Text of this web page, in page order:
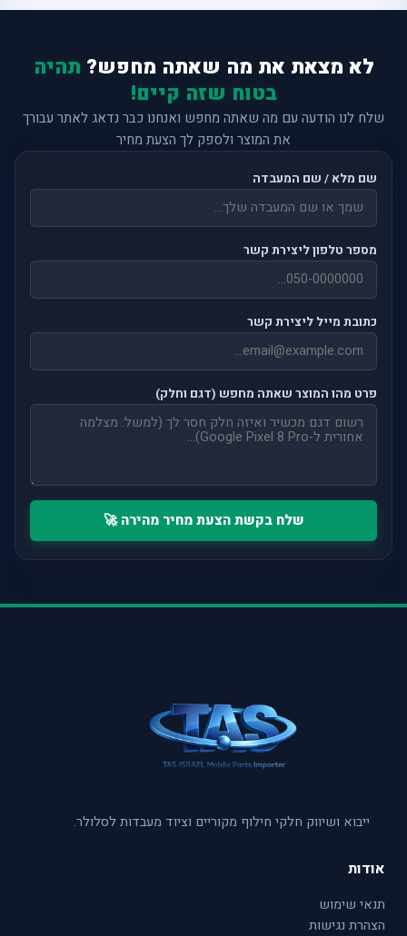
לא מצאת את מה שאתה מחפש? תהיה
בטוח שזה קיים!
שלח לנו הודעה עם מה שאתה מחפש ואנחנו כבר נדאג לאתר עבורך
את המוצר ולספק לך הצעת מחיר
שם מלא / שם המעבדה
מספר טלפון ליצירת קשר
כתובת מייל ליצירת קשר
פרט מהו המוצר שאתה מחפש (דגם וחלק)
שלח בקשת הצעת מחיר מהירה 🚀
ייבוא ושיווק חלקי חילוף מקוריים וציוד מעבדות לסלולר.
אודות
תנאי שימוש
הצהרת נגישות